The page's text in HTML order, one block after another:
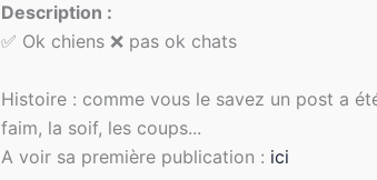
Description :
✅ Ok chiens ❌ pas ok chats
Histoire : comme vous le savez un post a
faim, la soif, les coups...
A voir sa première publication : ici